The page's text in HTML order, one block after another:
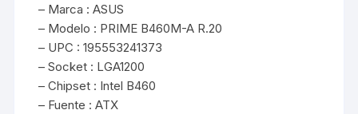
– Marca : ASUS
– Modelo : PRIME B460M-A R.20
– UPC : 195553241373
– Socket : LGA1200
– Chipset : Intel B460
– Fuente : ATX